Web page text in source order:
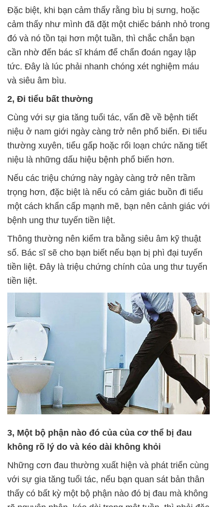
Đặc biệt, khi bạn cảm thấy rằng bìu bị sưng, hoặc
cảm thấy như mình đã đặt một chiếc bánh nhỏ trong
đó và nó tồn tại hơn một tuần, thì chắc chắn bạn
cần nhờ đến bác sĩ khám để chẩn đoán ngay lập
tức. Đây là lúc phải nhanh chóng xét nghiệm máu
và siêu âm bìu.
2, Đi tiểu bất thường
Cùng với sự gia tăng tuổi tác, vấn đề về bệnh tiết
niệu ở nam giới ngày càng trở nên phổ biến. Đi tiểu
thường xuyên, tiểu gấp hoặc rối loạn chức năng tiết
niệu là những dấu hiệu bệnh phổ biến hơn.
Nếu các triệu chứng này ngày càng trở nên trầm
trọng hơn, đặc biệt là nếu có cảm giác buồn đi tiểu
một cách khẩn cấp mạnh mẽ, bạn nên cảnh giác với
bệnh ung thư tuyến tiền liệt.
Thông thường nên kiểm tra bằng siêu âm kỹ thuật
số. Bác sĩ sẽ cho bạn biết nếu bạn bị phì đại tuyến
tiền liệt. Đây là triệu chứng chính của ung thư tuyến
tiền liệt.
3, Một bộ phận nào đó của của cơ thể bị đau
không rõ lý do và kéo dài không khỏi
Những cơn đau thường xuất hiện và phát triển cùng
với sự gia tăng tuổi tác, nếu bạn quan sát bản thân
thấy có bất kỳ một bộ phận nào đó bị đau mà không